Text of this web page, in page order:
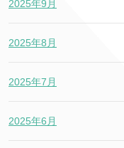
2025年9月
2025年8月
2025年7月
2025年6月